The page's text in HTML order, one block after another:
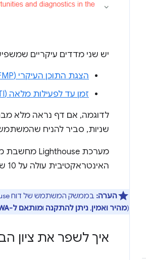
יש שני מדדים עיקריים
הצגת התוכן העיקרי (FMP)
זמן עד לפעילות מלאה (TTI)
שניות, סביר להניח שהמשתמשים
האינטראקטיבית עולה על 10 שניות, הביקורת נכשלת.
הערה:
(מהיר ואמין, ניתן להתקנה ומותאם ל-PWA
איך לשפר את ציון